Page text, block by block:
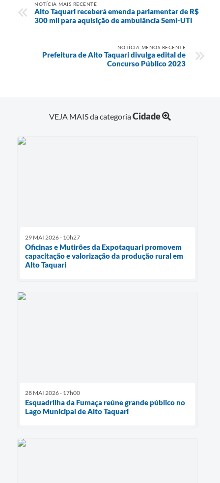
NOTÍCIA MAIS RECENTE
Alto Taquari receberá emenda parlamentar de R$
300 mil para aquisição de ambulância Semi-UTI
NOTÍCIA MENOS RECENTE
Prefeitura de Alto Taquari divulga edital de
Concurso Público 2023
VEJA MAIS da categoriaCidade
29 MAI 2026 - 10h27
Oficinas e Mutirões da Expotaquari promovem
capacitação e valorização da produção rural em
Alto Taquari
28 MAI 2026 - 17h00
Esquadrilha da Fumaça reúne grande público no
Lago Municipal de Alto Taquari